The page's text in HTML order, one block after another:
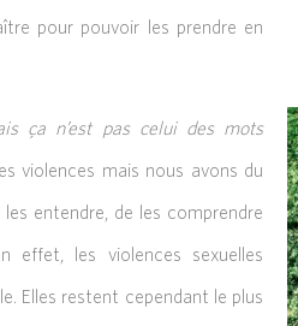
pour pouvoir les prendre en
ça n’est pas celui des mots
violences mais nous avons du
entendre, de les comprendre
effet, les violences sexuelles
Elles restent cependant le plus